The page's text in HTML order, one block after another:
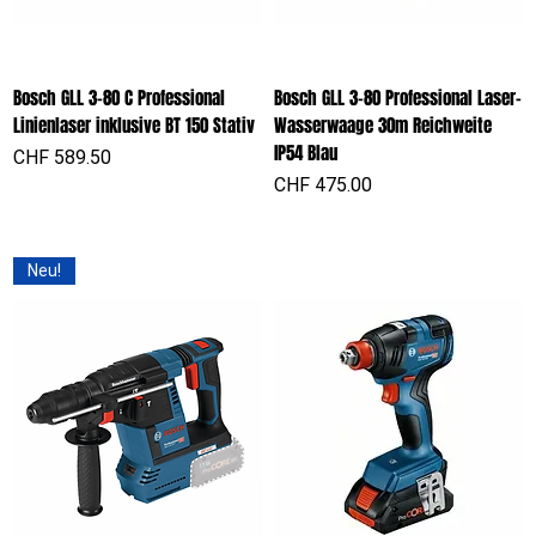
Bosch GLL 3-80 C Professional
Linienlaser inklusive BT 150 Stativ
Preis
CHF 589.50
Bosch GLL 3-80 Professional Laser-
Wasserwaage 30m Reichweite
IP54 Blau
Preis
CHF 475.00
Neu!